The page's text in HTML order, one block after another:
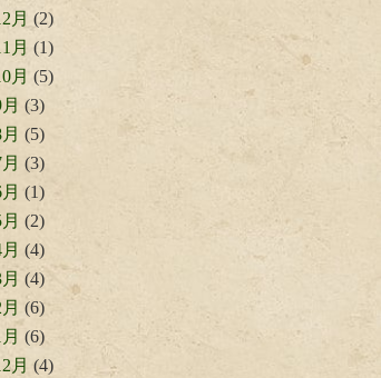
月 (2)
月 (1)
月 (5)
(3)
(5)
(3)
(1)
(2)
(4)
(4)
(6)
(6)
月 (4)